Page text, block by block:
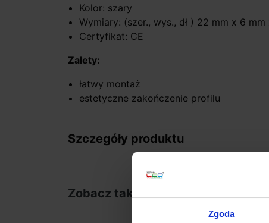
Zgoda
Kolor: szary
Wymiary: (szer., wys., dł ) 22 mm x 6 mm
Certyfikat: CE
Zalety:
łatwy montaż
estetyczne zakończenie profilu
Szczegóły produktu
Zobacz także